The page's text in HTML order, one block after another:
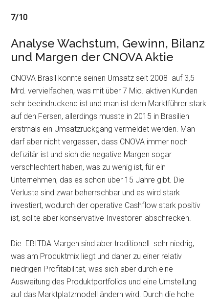
7/10
Analyse Wachstum, Gewinn, Bilanz
und Margen der CNOVA Aktie
CNOVA Brasil konnte seinen Umsatz seit 2008 auf 3,5
Mrd. vervielfachen, was mit über 7 Mio. aktiven Kunden
sehr beeindruckend ist und man ist dem Marktführer stark
auf den Fersen, allerdings musste in 2015 in Brasilien
erstmals ein Umsatzrückgang vermeldet werden. Man
darf aber nicht vergessen, dass CNOVA immer noch
defizitär ist und sich die negative Margen sogar
verschlechtert haben, was zu wenig ist, für ein
Unternehmen, das es schon über 15 Jahre gibt. Die
Verluste sind zwar beherrschbar und es wird stark
investiert, wodurch der operative Cashflow stark positiv
ist, sollte aber konservative Investoren abschrecken.
Die EBITDA Margen sind aber traditionell sehr niedrig,
was am Produktmix liegt und daher zu einer relativ
niedrigen Profitabilität, was sich aber durch eine
Ausweitung des Produktportfolios und eine Umstellung
auf das Marktplatzmodell ändern wird. Durch die hohe